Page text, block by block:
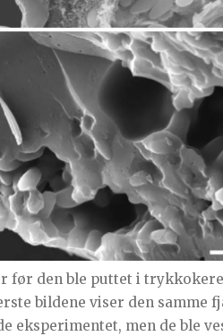
før den ble puttet i
bildene viser den samme
eksperimentet, men de ble